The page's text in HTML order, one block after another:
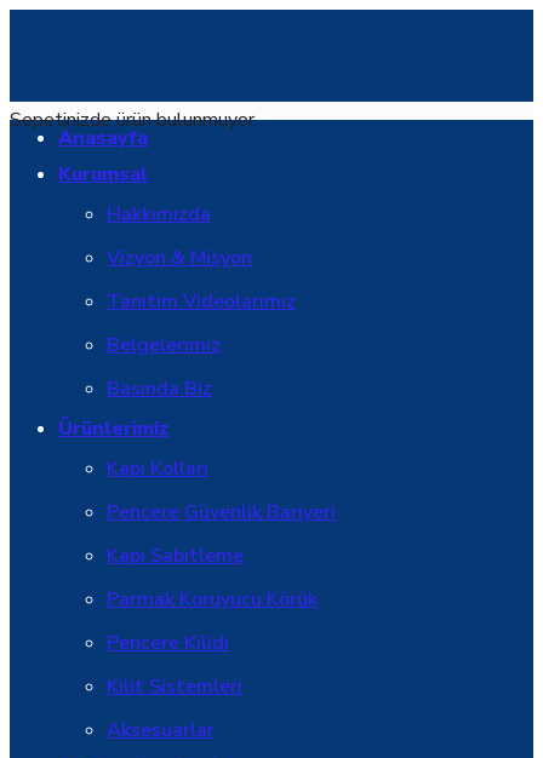
Sepetinizde ürün bulunmuyor.
Anasayfa
Kurumsal
Hakkımızda
Vizyon & Misyon
Tanıtım Videolarımız
Belgelerimiz
Basında Biz
Ürünlerimiz
Kapı Kolları
Pencere Güvenlik Bariyeri
Kapı Sabitleme
Parmak Koruyucu Körük
Pencere Kilidi
Kilit Sistemleri
Aksesuarlar